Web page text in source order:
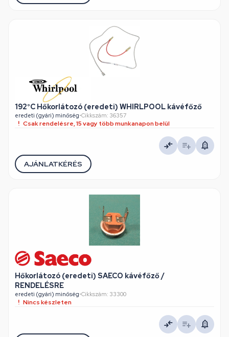
192°C Hőkorlátozó (eredeti) WHIRLPOOL kávéfőző
eredeti (gyári) minőség•Cikkszám: 36357
Csak rendelésre, 15 vagy több munkanapon belül
AJÁNLATKÉRÉS
Hőkorlátozó (eredeti) SAECO kávéfőző /
RENDELÉSRE
eredeti (gyári) minőség•Cikkszám: 33300
Nincs készleten